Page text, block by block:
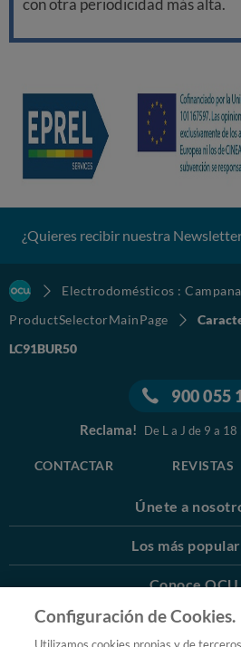
con otra periodicidad más alta.
¿Quieres recibir nuestra
Electrodomésticos :
ProductSelectorMainPage
LC91BUR50
900 055
Reclama! De L a J de 9 a
CONTACTAR REVISTAS
Únete a
Los más
Conoce OCU
Más
Configuración de Cookies.